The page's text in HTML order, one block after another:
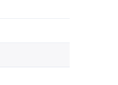
usuarios –
y Prestadores